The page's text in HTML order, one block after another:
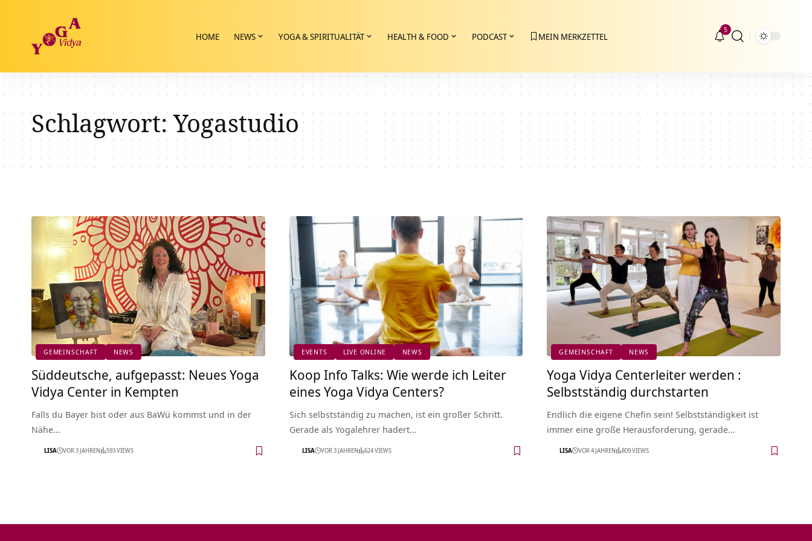
HOME NEWS YOGA & SPIRITUALITÄT HEALTH & FOOD PODCAST MEIN MERKZETTEL
5
Schlagwort:Yogastudio
GEMEINSCHAFT NEWS
Süddeutsche, aufgepasst: Neues Yoga
Vidya Center in Kempten
Falls du Bayer bist oder aus BaWü kommst und in der
Nähe…
LISA VOR 3 JAHREN 593 VIEWS
EVENTS LIVE ONLINE NEWS
Koop Info Talks: Wie werde ich Leiter
eines Yoga Vidya Centers?
Sich selbstständig zu machen, ist ein großer Schritt.
Gerade als Yogalehrer hadert…
LISA VOR 3 JAHREN 624 VIEWS
GEMEINSCHAFT NEWS
Yoga Vidya Centerleiter werden :
Selbstständig durchstarten
Endlich die eigene Chefin sein! Selbstständigkeit ist
immer eine große Herausforderung, gerade…
LISA VOR 4 JAHREN 809 VIEWS